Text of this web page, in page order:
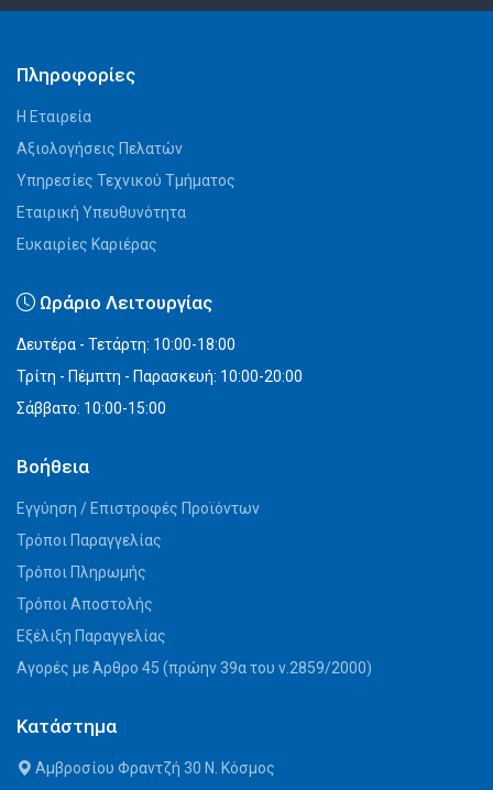
Πληροφορίες
Η Εταιρεία
Αξιολογήσεις Πελατών
Υπηρεσίες Τεχνικού Τμήματος
Εταιρική Υπευθυνότητα
Ευκαιρίες Καριέρας
Ωράριο Λειτουργίας
Δευτέρα - Τετάρτη: 10:00-18:00
Τρίτη - Πέμπτη - Παρασκευή: 10:00-20:00
Σάββατο: 10:00-15:00
Βοήθεια
Εγγύηση / Επιστροφές Προϊόντων
Τρόποι Παραγγελίας
Τρόποι Πληρωμής
Τρόποι Αποστολής
Εξέλιξη Παραγγελίας
Αγορές με Άρθρο 45 (πρώην 39α του ν.2859/2000)
Κατάστημα
Αμβροσίου Φραντζή 30 Ν. Κόσμος